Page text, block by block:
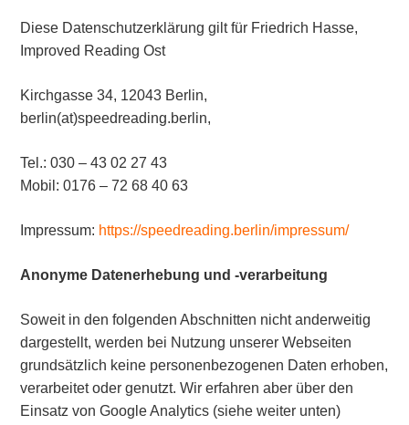
Diese Datenschutzerklärung gilt für Friedrich Hasse,
Improved Reading Ost
Kirchgasse 34, 12043 Berlin,
berlin(at)speedreading.berlin,
Tel.: 030 – 43 02 27 43
Mobil: 0176 – 72 68 40 63
Impressum: https://speedreading.berlin/impressum/
Anonyme Datenerhebung und -verarbeitung
Soweit in den folgenden Abschnitten nicht anderweitig
dargestellt, werden bei Nutzung unserer Webseiten
grundsätzlich keine personenbezogenen Daten erhoben,
verarbeitet oder genutzt. Wir erfahren aber über den
Einsatz von Google Analytics (siehe weiter unten)